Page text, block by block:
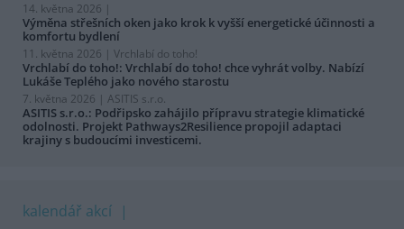
14. května 2026 |
Výměna střešních oken jako krok k vyšší energetické účinnosti a
komfortu bydlení
11. května 2026 | Vrchlabí do toho!
Vrchlabí do toho!: Vrchlabí do toho! chce vyhrát volby. Nabízí
Lukáše Teplého jako nového starostu
7. května 2026 | ASITIS s.r.o.
ASITIS s.r.o.: Podřipsko zahájilo přípravu strategie klimatické
odolnosti. Projekt Pathways2Resilience propojil adaptaci
krajiny s budoucími investicemi.
kalendář akcí